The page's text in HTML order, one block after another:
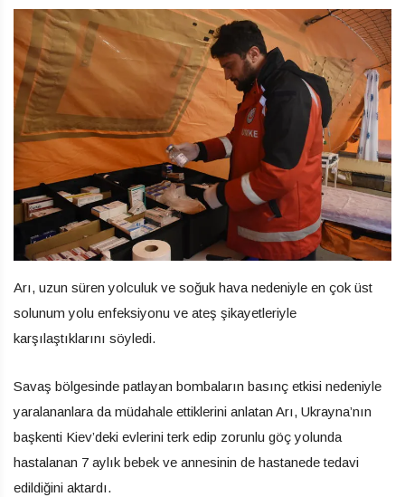
Arı, uzun süren yolculuk ve soğuk hava nedeniyle en çok üst
solunum yolu enfeksiyonu ve ateş şikayetleriyle
karşılaştıklarını söyledi.
Savaş bölgesinde patlayan bombaların basınç etkisi nedeniyle
yaralananlara da müdahale ettiklerini anlatan Arı, Ukrayna’nın
başkenti Kiev’deki evlerini terk edip zorunlu göç yolunda
hastalanan 7 aylık bebek ve annesinin de hastanede tedavi
edildiğini aktardı.